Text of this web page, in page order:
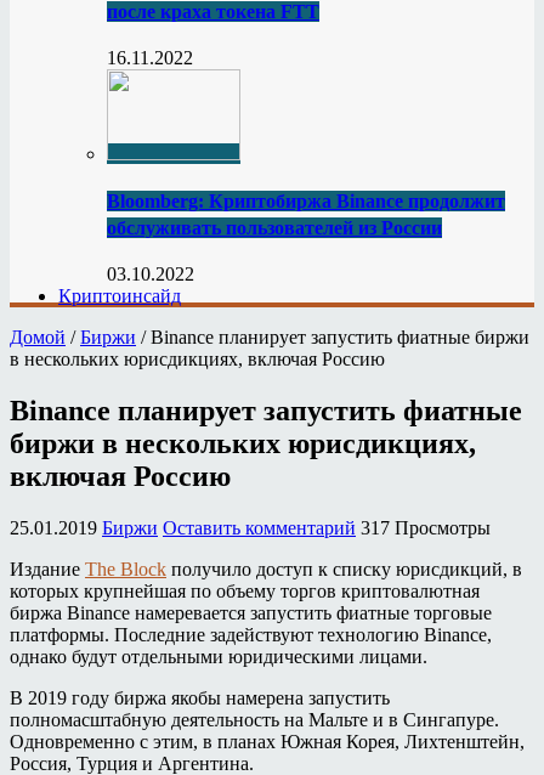
после краха токена FTT
16.11.2022
Bloomberg: Криптобиржа Binance продолжит
обслуживать пользователей из России
03.10.2022
Криптоинсайд
Домой / Биржи / Binance планирует запустить фиатные биржи
в нескольких юрисдикциях, включая Россию
Binance планирует запустить фиатные
биржи в нескольких юрисдикциях,
включая Россию
25.01.2019 Биржи Оставить комментарий 317 Просмотры
Издание The Block получило доступ к списку юрисдикций, в
которых крупнейшая по объему торгов криптовалютная
биржа Binance намеревается запустить фиатные торговые
платформы. Последние задействуют технологию Binance,
однако будут отдельными юридическими лицами.
В 2019 году биржа якобы намерена запустить
полномасштабную деятельность на Мальте и в Сингапуре.
Одновременно с этим, в планах Южная Корея, Лихтенштейн,
Россия, Турция и Аргентина.